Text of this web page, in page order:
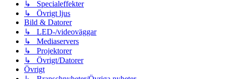
↳ Specialeffekter
↳ Övrigt ljus
Bild & Datorer
↳ LED-/videoväggar
↳ Mediaservers
↳ Projektorer
↳ Övrigt/Datorer
Övrigt